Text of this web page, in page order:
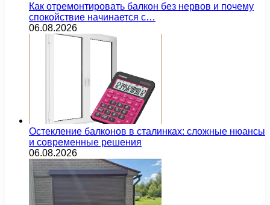
Как отремонтировать балкон без нервов и почему
спокойствие начинается с…
06.08.2026
Остекление балконов в сталинках: сложные нюансы
и современные решения
06.08.2026